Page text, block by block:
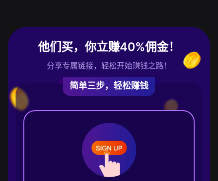
他们买，你立赚40%佣金！
分享专属链接，轻松开始赚钱之路！
简单三步，轻松赚钱